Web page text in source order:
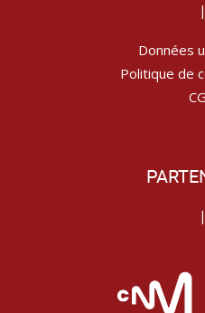
|
Données
Politique de
|